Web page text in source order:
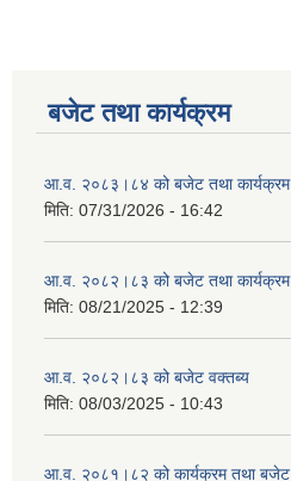
बजेट तथा कार्यक्रम
आ.व. २०८३।८४ को बजेट तथा कार्यक्रम
मिति: 07/31/2026 - 16:42
आ.व. २०८२।८३ को बजेट तथा कार्यक्रम
मिति: 08/21/2025 - 12:39
आ.व. २०८२।८३ को बजेट वक्तब्य
मिति: 08/03/2025 - 10:43
आ.व. २०८१।८२ को कार्यक्रम तथा बजेट